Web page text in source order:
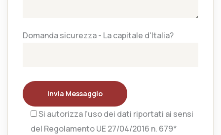
Domanda sicurezza - La capitale d'Italia?
Invia Messaggio
Si autorizza l’uso dei dati riportati ai sensi
del Regolamento UE 27/04/2016 n. 679*